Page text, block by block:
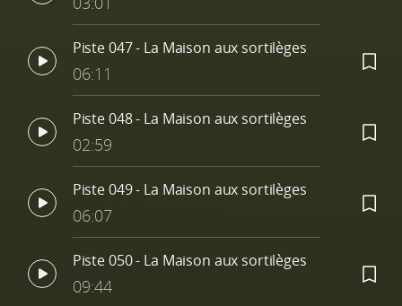
Piste 047 - La Maison aux sortilèges
06:11
Piste 048 - La Maison aux sortilèges
02:59
Piste 049 - La Maison aux sortilèges
06:07
Piste 050 - La Maison aux sortilèges
09:44